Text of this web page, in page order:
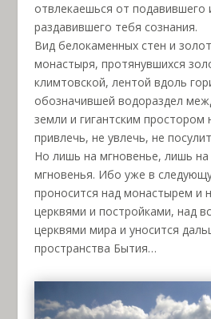
отвлекаешься от подавившего
раздавившего тебя сознания.
Вид белокаменных стен и
монастыря, протянувшихся
климтовской, лентой вдоль
обозначившей водораздел
земли и гигантским
привлечь, не увлечь, не
Но лишь на мгновенье, лишь
мгновенья. Ибо уже в
проносится над монастырем и
церквями и постройками, над
церквями мира и уносится
пространства Бытия…